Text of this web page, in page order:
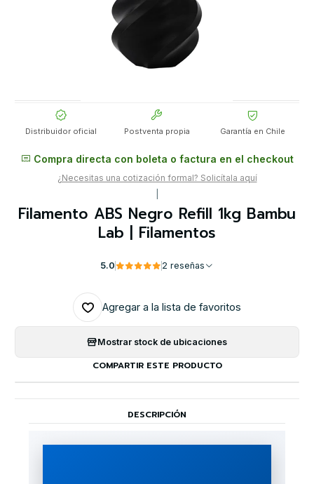
Distribuidor oficial Postventa propia Garantía en Chile
Compra directa con boleta o factura en el checkout
¿Necesitas una cotización formal? Solicítala aquí
Filamento ABS Negro Refill 1kg Bambu
Lab | Filamentos
5.0 2 reseñas
Agregar a la lista de favoritos
Mostrar stock de ubicaciones
COMPARTIR ESTE PRODUCTO
DESCRIPCIÓN